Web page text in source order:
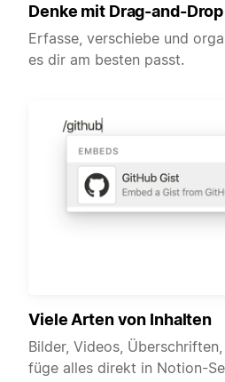
Denke mit Drag-and-Drop
Erfasse, verschiebe und
es dir am besten passt.
Viele Arten von Inhalten
Bilder, Videos,
füge alles direkt in Notion-